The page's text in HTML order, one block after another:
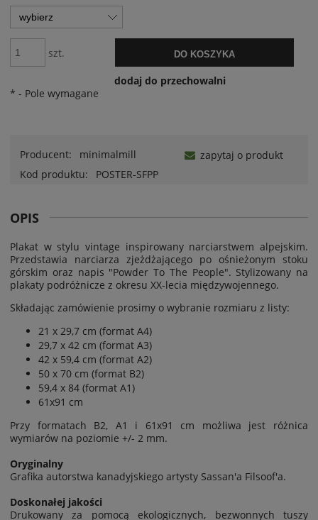
szt. DO KOSZYKA
dodaj do przechowalni
* - Pole wymagane
Producent:
minimalmill
Kod produktu:
POSTER-SFPP
zapytaj o produkt
OPIS
Plakat w stylu vintage inspirowany narciarstwem alpejskim.
Przedstawia narciarza zjeżdżającego po ośnieżonym stoku
górskim oraz napis "Powder To The People". Stylizowany na
plakaty podróżnicze z okresu XX-lecia międzywojennego.
Składając zamówienie prosimy o wybranie rozmiaru z listy:
21 x 29,7 cm (format A4)
29,7 x 42 cm (format A3)
42 x 59,4 cm (format A2)
50 x 70 cm (format B2)
59,4 x 84 (format A1)
61x91 cm
Przy formatach B2, A1 i 61x91 cm możliwa jest różnica
wymiarów na poziomie +/- 2 mm.
Oryginalny
Grafika autorstwa kanadyjskiego artysty Sassan'a Filsoof'a.
Doskonałej jakości
Drukowany za pomocą ekologicznych, bezwonnych tuszy